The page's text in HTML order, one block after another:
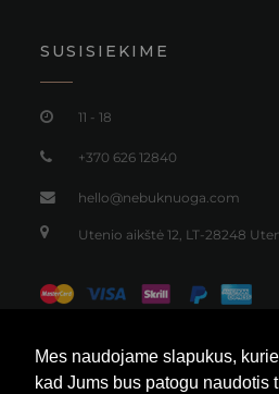
85,00
Mes naudojame slapukus,
kad Jums bus patogu naudotis